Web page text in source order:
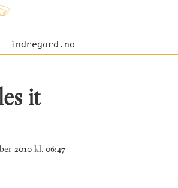
indregard.no
it
2010 kl. 06:47